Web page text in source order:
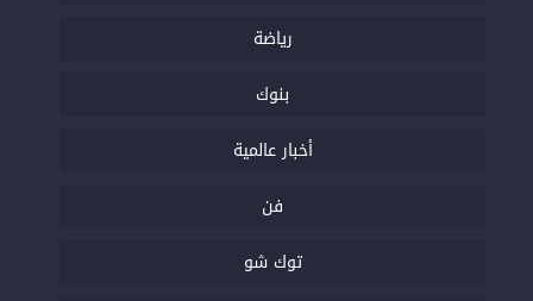
رياضة
بنوك
أخبار عالمية
فن
توك شو